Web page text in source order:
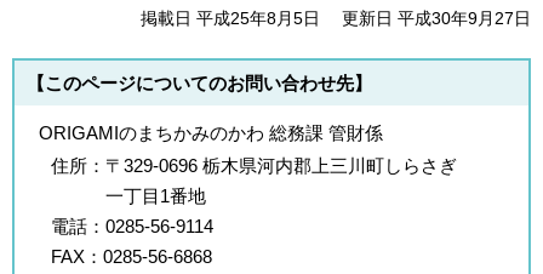
掲載日 平成25年8月5日 更新日 平成30年9月27日
【このページについてのお問い合わせ先】
ORIGAMIのまちかみのかわ 総務課 管財係
住所： 〒329-0696 栃木県河内郡上三川町しらさぎ
一丁目1番地
電話： 0285-56-9114
FAX： 0285-56-6868